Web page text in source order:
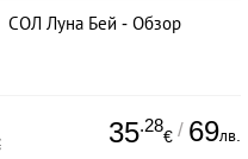
СОЛ Луна Бей - Обзор
35.28
€ / 69лв.